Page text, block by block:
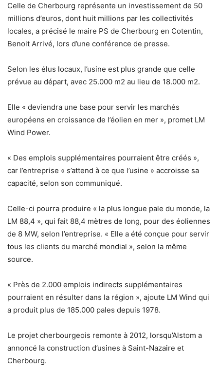
Celle de Cherbourg représente un investissement de 50
millions d’euros, dont huit millions par les collectivités
locales, a précisé le maire PS de Cherbourg en Cotentin,
Benoit Arrivé, lors d’une conférence de presse.
Selon les élus locaux, l’usine est plus grande que celle
prévue au départ, avec 25.000 m2 au lieu de 18.000 m2.
Elle « deviendra une base pour servir les marchés
européens en croissance de l’éolien en mer », promet LM
Wind Power.
« Des emplois supplémentaires pourraient être créés »,
car l’entreprise « s’attend à ce que l’usine » accroisse sa
capacité, selon son communiqué.
Celle-ci pourra produire « la plus longue pale du monde, la
LM 88,4 », qui fait 88,4 mètres de long, pour des éoliennes
de 8 MW, selon l’entreprise. « Elle a été conçue pour servir
tous les clients du marché mondial », selon la même
source.
« Près de 2.000 emplois indirects supplémentaires
pourraient en résulter dans la région », ajoute LM Wind qui
a produit plus de 185.000 pales depuis 1978.
Le projet cherbourgeois remonte à 2012, lorsqu’Alstom a
annoncé la construction d’usines à Saint-Nazaire et
Cherbourg.